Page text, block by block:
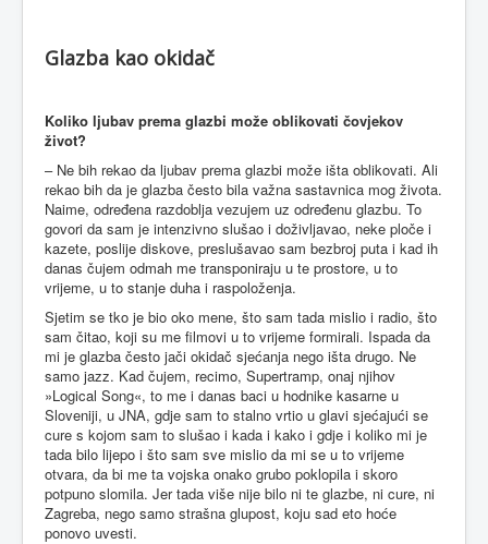
Glazba kao okidač
Koliko ljubav prema glazbi može oblikovati čovjekov
život?
– Ne bih rekao da ljubav prema glazbi može išta oblikovati. Ali
rekao bih da je glazba često bila važna sastavnica mog života.
Naime, određena razdoblja vezujem uz određenu glazbu. To
govori da sam je intenzivno slušao i doživljavao, neke ploče i
kazete, poslije diskove, preslušavao sam bezbroj puta i kad ih
danas čujem odmah me transponiraju u te prostore, u to
vrijeme, u to stanje duha i raspoloženja.
Sjetim se tko je bio oko mene, što sam tada mislio i radio, što
sam čitao, koji su me filmovi u to vrijeme formirali. Ispada da
mi je glazba često jači okidač sjećanja nego išta drugo. Ne
samo jazz. Kad čujem, recimo, Supertramp, onaj njihov
»Logical Song«, to me i danas baci u hodnike kasarne u
Sloveniji, u JNA, gdje sam to stalno vrtio u glavi sjećajući se
cure s kojom sam to slušao i kada i kako i gdje i koliko mi je
tada bilo lijepo i što sam sve mislio da mi se u to vrijeme
otvara, da bi me ta vojska onako grubo poklopila i skoro
potpuno slomila. Jer tada više nije bilo ni te glazbe, ni cure, ni
Zagreba, nego samo strašna glupost, koju sad eto hoće
ponovo uvesti.